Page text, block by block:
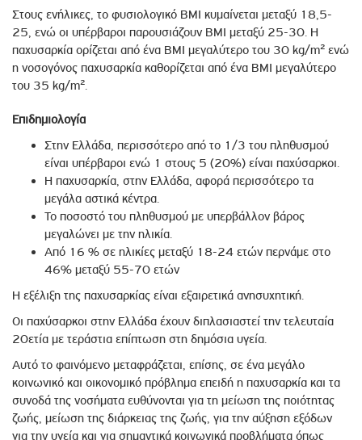
Στους ενήλικες, το φυσιολογικό ΒΜΙ κυμαίνεται μεταξύ 18,5-
25, ενώ οι υπέρβαροι παρουσιάζουν ΒΜΙ μεταξύ 25-30. Η
παχυσαρκία ορίζεται από ένα ΒΜΙ μεγαλύτερο του 30 kg/m² ενώ
η νοσογόνος παχυσαρκία καθορίζεται από ένα ΒΜΙ μεγαλύτερο
του 35 kg/m².
Επιδημιολογία
Στην Ελλάδα, περισσότερο από το 1/3 του πληθυσμού
είναι υπέρβαροι ενώ 1 στους 5 (20%) είναι παχύσαρκοι.
Η παχυσαρκία, στην Ελλάδα, αφορά περισσότερο τα
μεγάλα αστικά κέντρα.
Το ποσοστό του πληθυσμού με υπερβάλλον βάρος
μεγαλώνει με την ηλικία.
Από 16 % σε ηλικίες μεταξύ 18-24 ετών περνάμε στο
46% μεταξύ 55-70 ετών
Η εξέλιξη της παχυσαρκίας είναι εξαιρετικά ανησυχητική.
Οι παχύσαρκοι στην Ελλάδα έχουν διπλασιαστεί την τελευταία
20ετία με τεράστια επίπτωση στη δημόσια υγεία.
Αυτό το φαινόμενο μεταφράζεται, επίσης, σε ένα μεγάλο
κοινωνικό και οικονομικό πρόβλημα επειδή η παχυσαρκία και τα
συνοδά της νοσήματα ευθύνονται για τη μείωση της ποιότητας
ζωής, μείωση της διάρκειας της ζωής, για την αύξηση εξόδων
για την υγεία και για σημαντικά κοινωνικά προβλήματα όπως